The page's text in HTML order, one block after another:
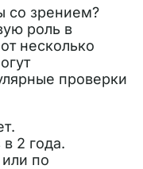
со зрением?
роль в
несколько
проверки
2 года.
по